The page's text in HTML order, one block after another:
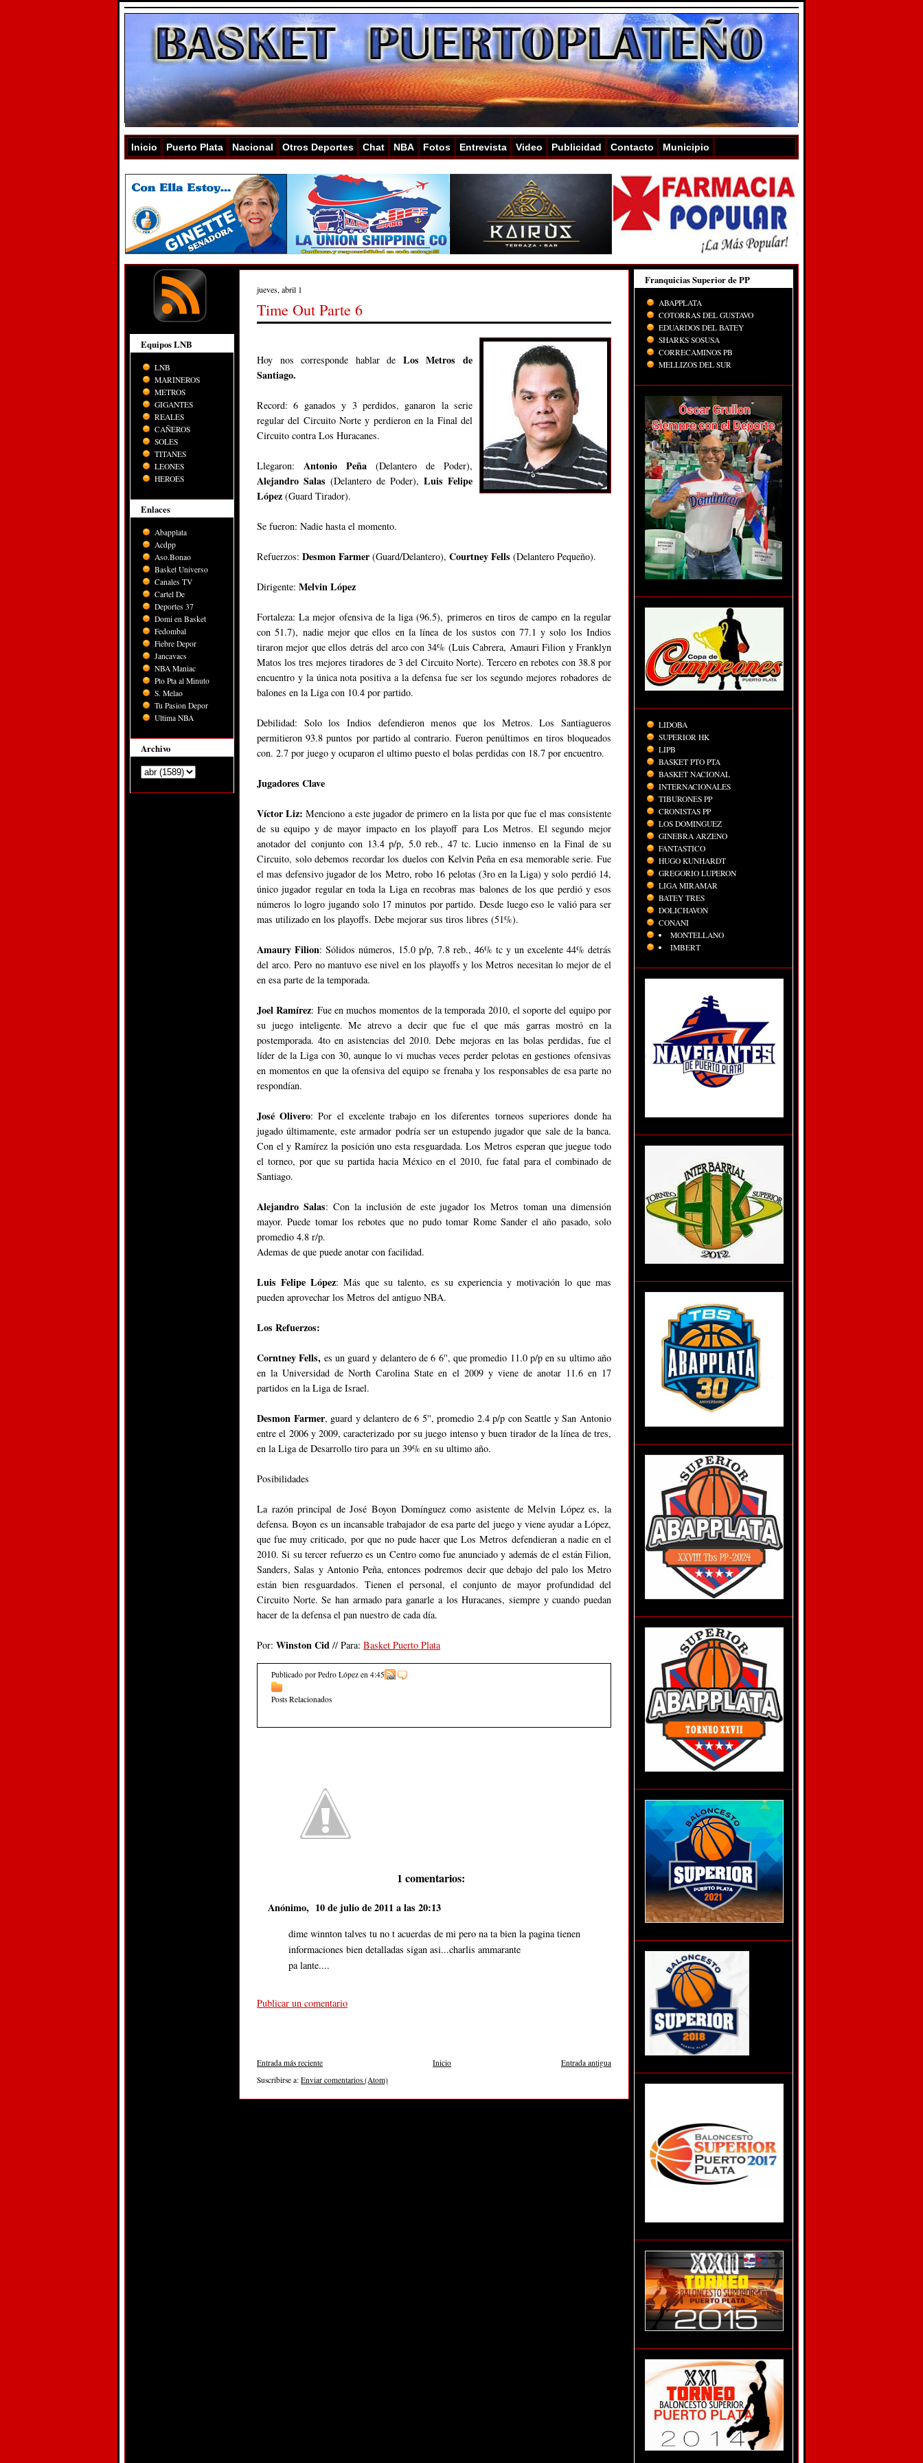
Inicio Puerto Plata Nacional Otros Deportes Chat NBA Fotos Entrevista Video Publicidad Contacto Municipio
Equipos LNB
LNB
MARINEROS
METROS
GIGANTES
REALES
CAÑEROS
SOLES
TITANES
LEONES
HEROES
Enlaces
Abapplata
Acdpp
Aso.Bonao
Basket Universo
Canales TV
Cartel De
Deportes 37
Domi en Basket
Fedombal
Fiebre Depor
Jancavacs
NBA Maniac
Pto Pta al Minuto
S. Melao
Tu Pasion Depor
Ultima NBA
Archivo
jueves, abril 1
Time Out Parte 6
Hoy nos corresponde hablar de Los Metros de
Santiago.
Record: 6 ganados y 3 perdidos, ganaron la serie
regular del Circuito Norte y perdieron en la Final del
Circuito contra Los Huracanes.
Llegaron: Antonio Peña (Delantero de Poder),
Alejandro Salas (Delantero de Poder), Luis Felipe
López (Guard Tirador).
Se fueron: Nadie hasta el momento.
Refuerzos: Desmon Farmer (Guard/Delantero), Courtney Fells (Delantero Pequeño).
Dirigente: Melvin López
Fortaleza: La mejor ofensiva de la liga (96.5), primeros en tiros de campo en la regular
con 51.7), nadie mejor que ellos en la línea de los sustos con 77.1 y solo los Indios
tiraron mejor que ellos detrás del arco con 34% (Luis Cabrera, Amauri Filion y Franklyn
Matos los tres mejores tiradores de 3 del Circuito Norte). Tercero en rebotes con 38.8 por
encuentro y la única nota positiva a la defensa fue ser los segundo mejores robadores de
balones en la Liga con 10.4 por partido.
Debilidad: Solo los Indios defendieron menos que los Metros. Los Santiagueros
permitieron 93.8 puntos por partido al contrario. Fueron penúltimos en tiros bloqueados
con. 2.7 por juego y ocuparon el ultimo puesto el bolas perdidas con 18.7 por encuentro.
Jugadores Clave
Víctor Liz: Menciono a este jugador de primero en la lista por que fue el mas consistente
de su equipo y de mayor impacto en los playoff para Los Metros. El segundo mejor
anotador del conjunto con 13.4 p/p, 5.0 reb., 47 tc. Lucio inmenso en la Final de su
Circuito, solo debemos recordar los duelos con Kelvin Peña en esa memorable serie. Fue
el mas defensivo jugador de los Metro, robo 16 pelotas (3ro en la Liga) y solo perdió 14,
único jugador regular en toda la Liga en recobras mas balones de los que perdió y esos
números lo logro jugando solo 17 minutos por partido. Desde luego eso le valió para ser
mas utilizado en los playoffs. Debe mejorar sus tiros libres (51%).
Amaury Filion: Sólidos números, 15.0 p/p, 7.8 reb., 46% tc y un excelente 44% detrás
del arco. Pero no mantuvo ese nivel en los playoffs y los Metros necesitan lo mejor de el
en esa parte de la temporada.
Joel Ramírez: Fue en muchos momentos de la temporada 2010, el soporte del equipo por
su juego inteligente. Me atrevo a decir que fue el que más garras mostró en la
postemporada. 4to en asistencias del 2010. Debe mejoras en las bolas perdidas, fue el
líder de la Liga con 30, aunque lo vi muchas veces perder pelotas en gestiones ofensivas
en momentos en que la ofensiva del equipo se frenaba y los responsables de esa parte no
respondían.
José Olivero: Por el excelente trabajo en los diferentes torneos superiores donde ha
jugado últimamente, este armador podría ser un estupendo jugador que sale de la banca.
Con el y Ramírez la posición uno esta resguardada. Los Metros esperan que juegue todo
el torneo, por que su partida hacia México en el 2010, fue fatal para el combinado de
Santiago.
Alejandro Salas: Con la inclusión de este jugador los Metros toman una dimensión
mayor. Puede tomar los rebotes que no pudo tomar Rome Sander el año pasado, solo
promedio 4.8 r/p.
Ademas de que puede anotar con facilidad.
Luis Felipe López: Más que su talento, es su experiencia y motivación lo que mas
pueden aprovechar los Metros del antiguo NBA.
Los Refuerzos:
Corntney Fells, es un guard y delantero de 6 6'', que promedio 11.0 p/p en su ultimo año
en la Universidad de North Carolina State en el 2009 y viene de anotar 11.6 en 17
partidos en la Liga de Israel.
Desmon Farmer, guard y delantero de 6 5'', promedio 2.4 p/p con Seattle y San Antonio
entre el 2006 y 2009, caracterizado por su juego intenso y buen tirador de la línea de tres,
en la Liga de Desarrollo tiro para un 39% en su ultimo año.
Posibilidades
La razón principal de José Boyon Domínguez como asistente de Melvin López es, la
defensa. Boyon es un incansable trabajador de esa parte del juego y viene ayudar a López,
que fue muy criticado, por que no pude hacer que Los Metros defendieran a nadie en el
2010. Si su tercer refuerzo es un Centro como fue anunciado y además de el están Filion,
Sanders, Salas y Antonio Peña, entonces podremos decir que debajo del palo los Metro
están bien resguardados. Tienen el personal, el conjunto de mayor profundidad del
Circuito Norte. Se han armado para ganarle a los Huracanes, siempre y cuando puedan
hacer de la defensa el pan nuestro de cada día.
Por: Winston Cid // Para: Basket Puerto Plata
Publicado por Pedro López en 4:45
Posts Relacionados
1 comentarios:
Anónimo, 10 de julio de 2011 a las 20:13
dime winnton talves tu no t acuerdas de mi pero na ta bien la pagina tienen
informaciones bien detalladas sigan asi...charlis ammarante
pa lante....
Publicar un comentario
Entrada más reciente Entrada antigua
Inicio
Suscribirse a: Enviar comentarios (Atom)
Franquicias Superior de PP
ABAPPLATA
COTORRAS DEL GUSTAVO
EDUARDOS DEL BATEY
SHARKS SOSUSA
CORRECAMINOS PB
MELLIZOS DEL SUR
LIDOBA
SUPERIOR HK
LIPB
BASKET PTO PTA
BASKET NACIONAL
INTERNACIONALES
TIBURONES PP
CRONISTAS PP
LOS DOMINGUEZ
GINEBRA ARZENO
FANTASTICO
HUGO KUNHARDT
GREGORIO LUPERON
LIGA MIRAMAR
BATEY TRES
DOLICHAVON
CONANI
MONTELLANO
IMBERT